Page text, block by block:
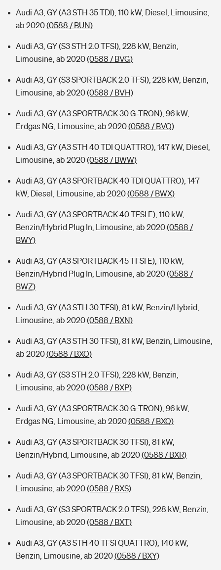
Audi A3, GY (A3 STH 35 TDI), 110 kW, Diesel, Limousine,
ab 2020(0588 / BUN)
Audi A3, GY (S3 STH 2.0 TFSI), 228 kW, Benzin,
Limousine, ab 2020(0588 / BVG)
Audi A3, GY (S3 SPORTBACK 2.0 TFSI), 228 kW, Benzin,
Limousine, ab 2020(0588 / BVH)
Audi A3, GY (A3 SPORTBACK 30 G-TRON), 96 kW,
Erdgas NG, Limousine, ab 2020(0588 / BVQ)
Audi A3, GY (A3 STH 40 TDI QUATTRO), 147 kW, Diesel,
Limousine, ab 2020(0588 / BWW)
Audi A3, GY (A3 SPORTBACK 40 TDI QUATTRO), 147
kW, Diesel, Limousine, ab 2020(0588 / BWX)
Audi A3, GY (A3 SPORTBACK 40 TFSI E), 110 kW,
Benzin/Hybrid Plug In, Limousine, ab 2020(0588 /
BWY)
Audi A3, GY (A3 SPORTBACK 45 TFSI E), 110 kW,
Benzin/Hybrid Plug In, Limousine, ab 2020(0588 /
BWZ)
Audi A3, GY (A3 STH 30 TFSI), 81 kW, Benzin/Hybrid,
Limousine, ab 2020(0588 / BXN)
Audi A3, GY (A3 STH 30 TFSI), 81 kW, Benzin, Limousine,
ab 2020(0588 / BXO)
Audi A3, GY (S3 STH 2.0 TFSI), 228 kW, Benzin,
Limousine, ab 2020(0588 / BXP)
Audi A3, GY (A3 SPORTBACK 30 G-TRON), 96 kW,
Erdgas NG, Limousine, ab 2020(0588 / BXQ)
Audi A3, GY (A3 SPORTBACK 30 TFSI), 81 kW,
Benzin/Hybrid, Limousine, ab 2020(0588 / BXR)
Audi A3, GY (A3 SPORTBACK 30 TFSI), 81 kW, Benzin,
Limousine, ab 2020(0588 / BXS)
Audi A3, GY (S3 SPORTBACK 2.0 TFSI), 228 kW, Benzin,
Limousine, ab 2020(0588 / BXT)
Audi A3, GY (A3 STH 40 TFSI QUATTRO), 140 kW,
Benzin, Limousine, ab 2020(0588 / BXY)